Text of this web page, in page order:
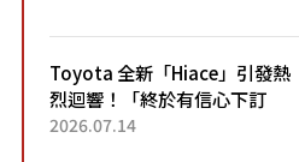
「三...
Toyota 全新「Hiace」引發熱
烈迴響！「終於有信心下訂
了！」「哪個等級交車最
2026.07.14